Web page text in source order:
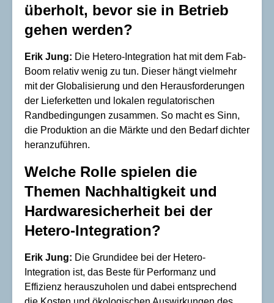
überholt, bevor sie in Betrieb
gehen werden?
Erik Jung: Die Hetero-Integration hat mit dem Fab-
Boom relativ wenig zu tun. Dieser hängt vielmehr
mit der Globalisierung und den Herausforderungen
der Lieferketten und lokalen regulatorischen
Randbedingungen zusammen. So macht es Sinn,
die Produktion an die Märkte und den Bedarf dichter
heranzuführen.
Welche Rolle spielen die
Themen Nachhaltigkeit und
Hardwaresicherheit bei der
Hetero-Integration?
Erik Jung: Die Grundidee bei der Hetero-
Integration ist, das Beste für Performanz und
Effizienz herauszuholen und dabei entsprechend